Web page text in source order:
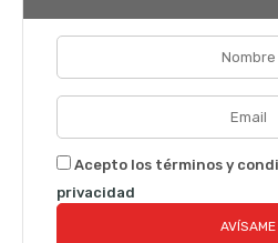
Acepto los términos y
privacidad